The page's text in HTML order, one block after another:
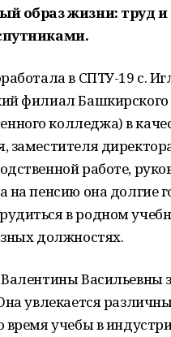
образ жизни: труд и
в СПТУ-19 с.
филиал Башкирского
колледжа) в
заместителя
работе,
на пенсию она долгие
в родном
должностях.
Васильевны
увлекается
время учебы в